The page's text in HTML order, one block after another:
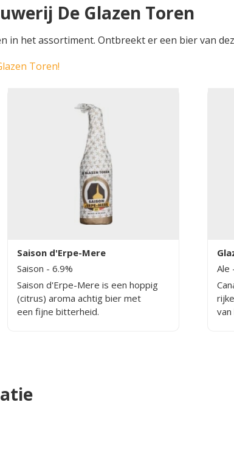
De Glazen Toren
in het assortiment. Ontbreekt er een bier van
Toren!
Saison d'Erpe-Mere
Saison - 6.9%
Saison d'Erpe-Mere is een hoppig
(citrus) aroma achtig bier met
een fijne bitterheid.
Ale